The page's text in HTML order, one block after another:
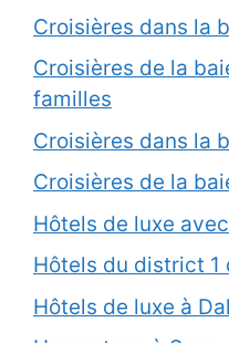
Croisières dans la
Croisières de la
familles
Croisières dans la
Croisières de la
Hôtels de luxe
Hôtels du district 1
Hôtels de luxe à